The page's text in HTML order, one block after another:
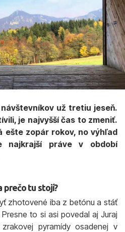
už tretiu jeseň.
je najvyšší čas to zmeniť.
ešte zopár rokov, no výhľad
najkrajší práve v období
prečo tu stojí?
zhotovené iba z betónu a stáť
to si asi povedal aj Juraj
pyramídy osadenej v